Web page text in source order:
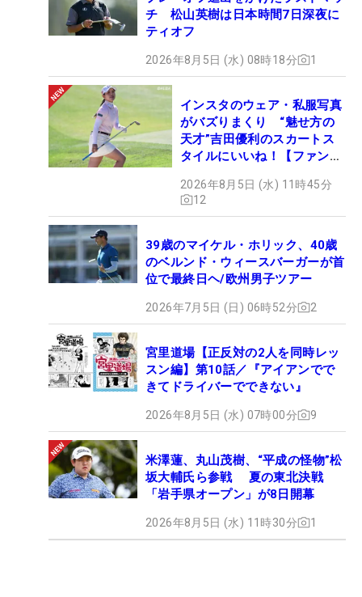
チ 松山英樹は日本時間7日深夜に
ティオフ
2026年8月5日 (水) 08時18分 1
インスタのウェア・私服写真
がバズりまくり “魅せ方の
天才”吉田優利のスカートス
タイルにいいね！【ファンが
2026年8月5日 (水) 11時45分
12
39歳のマイケル・ホリック、40歳
のベルンド・ウィースバーガーが首
位で最終日ヘ/欧州男子ツアー
2026年7月5日 (日) 06時52分 2
宮里道場【正反対の2人を同時レッ
スン編】第10話／『アイアンでで
きてドライバーでできない』
2026年8月5日 (水) 07時00分 9
米澤蓮、丸山茂樹、“平成の怪物”松
坂大輔氏ら参戦 夏の東北決戦
「岩手県オープン」が8日開幕
2026年8月5日 (水) 11時30分 1